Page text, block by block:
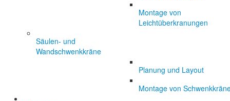
Montage von
Leichtüberkranungen
Säulen- und
Wandschwenkkräne
Planung und Layout
Montage von